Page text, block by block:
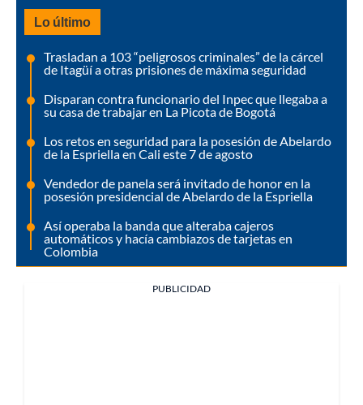
Lo último
Trasladan a 103 “peligrosos criminales” de la cárcel
de Itagüí a otras prisiones de máxima seguridad
Disparan contra funcionario del Inpec que llegaba a
su casa de trabajar en La Picota de Bogotá
Los retos en seguridad para la posesión de Abelardo
de la Espriella en Cali este 7 de agosto
Vendedor de panela será invitado de honor en la
posesión presidencial de Abelardo de la Espriella
Así operaba la banda que alteraba cajeros
automáticos y hacía cambiazos de tarjetas en
Colombia
PUBLICIDAD